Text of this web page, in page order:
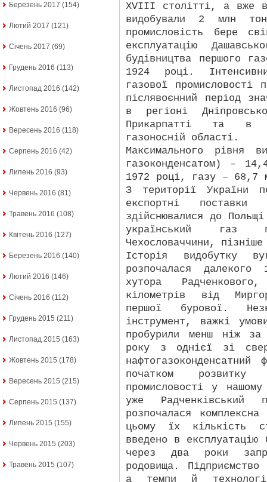
Березень 2017 (154)
Лютий 2017 (121)
Січень 2017 (69)
Грудень 2016 (113)
Листопад 2016 (142)
Жовтень 2016 (96)
Вересень 2016 (118)
Серпень 2016 (42)
Липень 2016 (93)
Червень 2016 (81)
Травень 2016 (108)
Квітень 2016 (127)
Березень 2016 (140)
Лютий 2016 (146)
Січень 2016 (112)
Грудень 2015 (211)
Листопад 2015 (163)
Жовтень 2015 (178)
Вересень 2015 (215)
Серпень 2015 (137)
Липень 2015 (155)
Червень 2015 (203)
Травень 2015 (107)
XVIII столітті, а вже в
видобували 2 млн
промисловість бере
експлуатацію
будівництва першого
1924 році.
газової промисловості
післявоєнний період
в регіоні
Прикарпатті та в
газоносній області.
Максимального рівня
газоконденсатом) –
1972 році, газу – 68,7
З території України
експортні
здійснювалися до
український газ
Чехословаччини,
Історія видобутку
розпочалася
хутора
кілометрів від
першої бурової.
інструмент, важкі
пробурили менш ніж
року з однієї зі
початком
промисловості у
уже
розпочалася
цьому їх кількість
введено в експлуатацію
через два роки
родовища.
а темпи й